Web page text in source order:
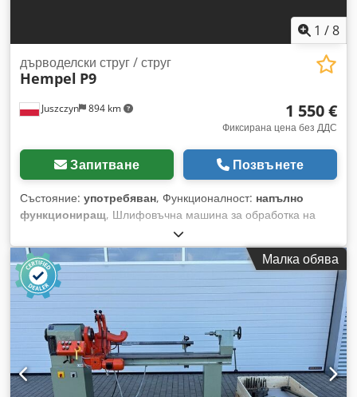
1 /8
Juszczyn 894 km
дърводелски струг / струг
Hempel P9
1 550 €
Фиксирана цена без ДДС
Запитване Позвънете
Състояние: употребяван, Функционалност: напълно
функциониращ, Шлифовъчна машина за обработка на
струговани детайли Hempel P9 Dedpfszlcvpex Al Njck
Дължина на работната зона: 900 мм Максимален диаметър
на шлифоване: 100 мм Шлифоване с помощта на четки с
осцилиращо движение.
Малка обява